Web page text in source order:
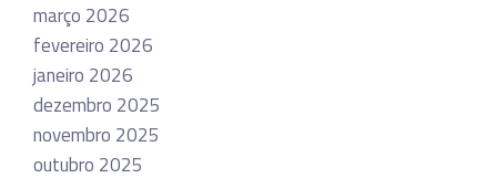
março 2026
fevereiro 2026
janeiro 2026
dezembro 2025
novembro 2025
outubro 2025